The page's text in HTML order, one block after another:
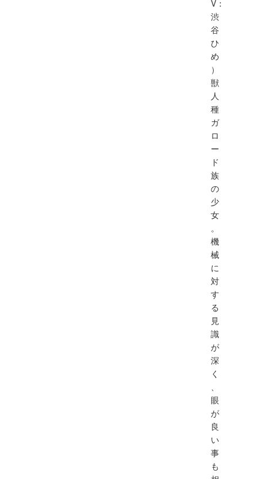
V：
渋
谷
ひ
め
）
獣
人
種
ガ
ロ
ー
ド
族
の
少
女
。
機
械
に
対
す
る
見
識
が
深
く
、
眼
が
良
い
事
も